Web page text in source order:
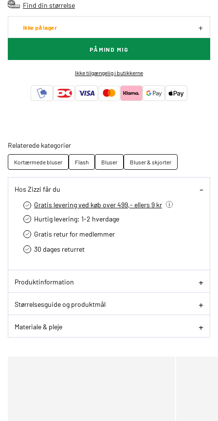
Find din størrelse
Ikke på lager
PÅMIND MIG
Ikke tilgængelig i butikkerne
Relaterede kategorier
Kortærmede bluser Flash Bluser Bluser & skjorter
Hos Zizzi får du
Gratis levering ved køb over 499,- ellers 9 kr
Hurtig levering­: 1-2 hverdage
Gratis retur for medlemmer
30 dages returret
Produktinformation
Størrelsesguide og produktmål
Materiale & pleje